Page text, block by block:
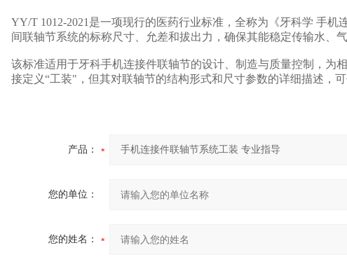
YY/T 1012-2021‌是一项现行的医药行业标准，全称为《牙科学 手
间联轴节系统的‌标称尺寸、允差和拔出力‌，确保其能稳定传输水、
该标准适用于牙科手机连接件联轴节的设计、制造与质量控制，为
接定义“工装"，但其对联轴节的结构形式和尺寸参数的详细描述，
产品：
您的单位：
您的姓名：